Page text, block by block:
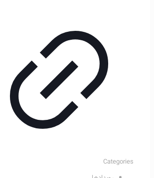
Categories